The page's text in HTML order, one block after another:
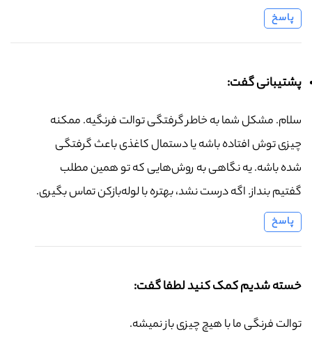
پاسخ
پشتیبانی گفت:
سلام. مشکل شما به خاطر گرفتگی توالت فرنگیه. ممکنه
چیزی توش افتاده باشه یا دستمال کاغذی باعث گرفتگی
شده باشه. یه نگاهی به روش‌هایی که تو همین مطلب
گفتیم بنداز. اگه درست نشد، بهتره با لوله‌بازکن تماس بگیری.
پاسخ
خسته شدیم کمک کنید لطفا گفت:
توالت فرنگی ما با هیچ چیزی باز نمیشه.